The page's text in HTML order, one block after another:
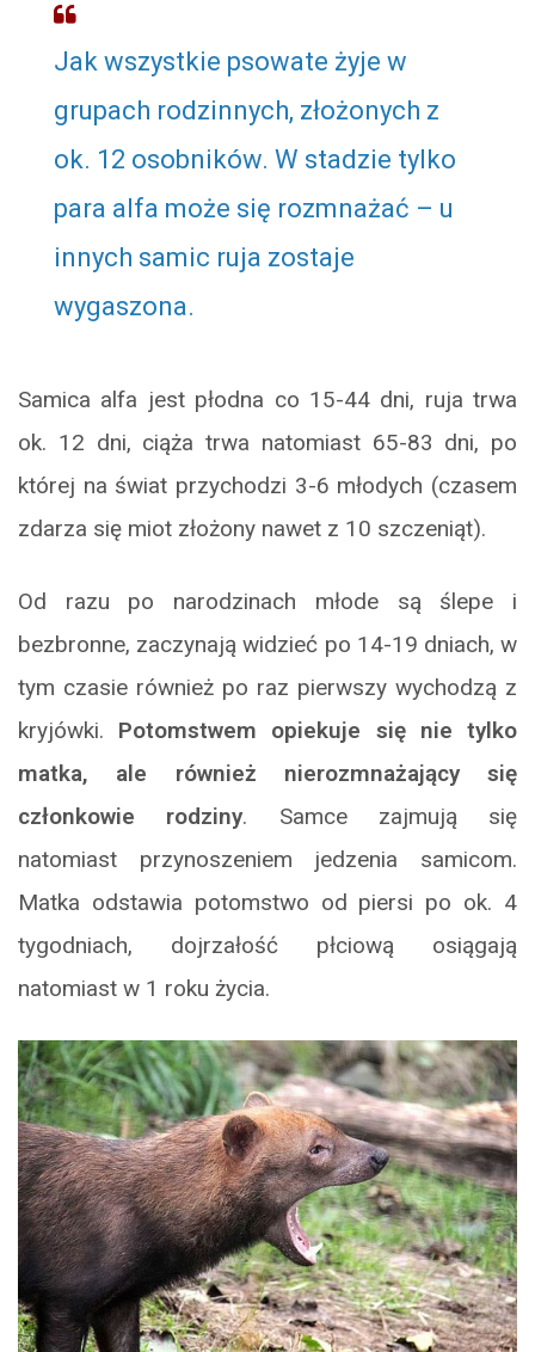
Jak wszystkie psowate żyje w
grupach rodzinnych, złożonych z
ok. 12 osobników. W stadzie tylko
para alfa może się rozmnażać – u
innych samic ruja zostaje
wygaszona.
Samica alfa jest płodna co 15-44 dni, ruja trwa
ok. 12 dni, ciąża trwa natomiast 65-83 dni, po
której na świat przychodzi 3-6 młodych (czasem
zdarza się miot złożony nawet z 10 szczeniąt).
Od razu po narodzinach młode są ślepe i
bezbronne, zaczynają widzieć po 14-19 dniach, w
tym czasie również po raz pierwszy wychodzą z
kryjówki. Potomstwem opiekuje się nie tylko
matka, ale również nierozmnażający się
członkowie rodziny. Samce zajmują się
natomiast przynoszeniem jedzenia samicom.
Matka odstawia potomstwo od piersi po ok. 4
tygodniach, dojrzałość płciową osiągają
natomiast w 1 roku życia.